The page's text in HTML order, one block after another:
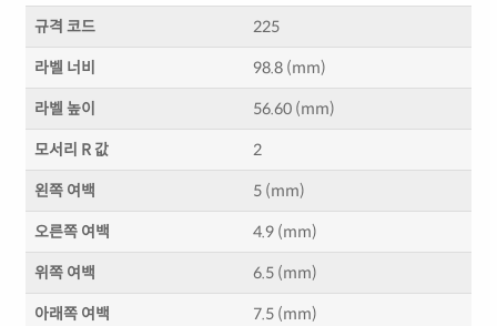
규격 코드 225
라벨 너비 98.8 (mm)
라벨 높이 56.60 (mm)
모서리 R 값 2
왼쪽 여백 5 (mm)
오른쪽 여백 4.9 (mm)
위쪽 여백 6.5 (mm)
아래쪽 여백 7.5 (mm)